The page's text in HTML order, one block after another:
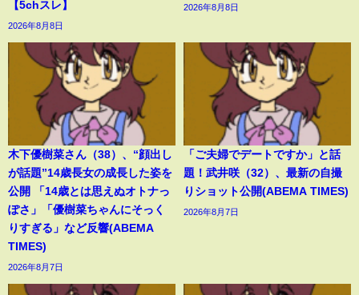
【5chスレ】
2026年8月8日
2026年8月8日
木下優樹菜さん（38）、“顔出し
が話題”14歳長女の成長した姿を
公開 「14歳とは思えぬオトナっ
ぽさ」「優樹菜ちゃんにそっく
りすぎる」など反響(ABEMA
TIMES)
2026年8月7日
「ご夫婦でデートですか」と話
題！武井咲（32）、最新の自撮
りショット公開(ABEMA TIMES)
2026年8月7日